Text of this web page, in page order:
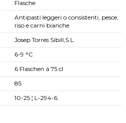
Flasche
Antipasti leggeri o consistenti, pesce,
riso e carni bianche.
Josep Torres Sibill,S.L.
6-9 °C
6 Flaschen à 75 cl
85
10-25 ¦ L-294-6.